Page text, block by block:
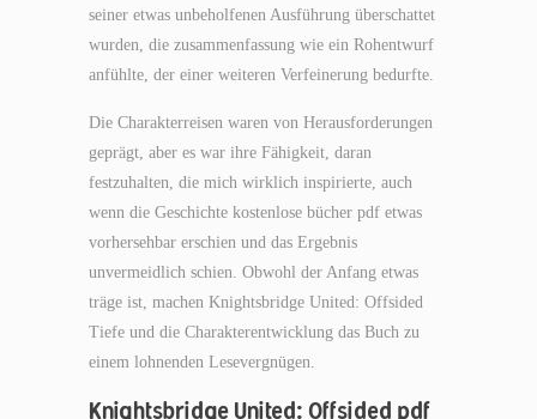
seiner etwas unbeholfenen Ausführung überschattet
wurden, die zusammenfassung wie ein Rohentwurf
anfühlte, der einer weiteren Verfeinerung bedurfte.
Die Charakterreisen waren von Herausforderungen
geprägt, aber es war ihre Fähigkeit, daran
festzuhalten, die mich wirklich inspirierte, auch
wenn die Geschichte kostenlose bücher pdf etwas
vorhersehbar erschien und das Ergebnis
unvermeidlich schien. Obwohl der Anfang etwas
träge ist, machen Knightsbridge United: Offsided
Tiefe und die Charakterentwicklung das Buch zu
einem lohnenden Lesevergnügen.
Knightsbridge United: Offsided pdf